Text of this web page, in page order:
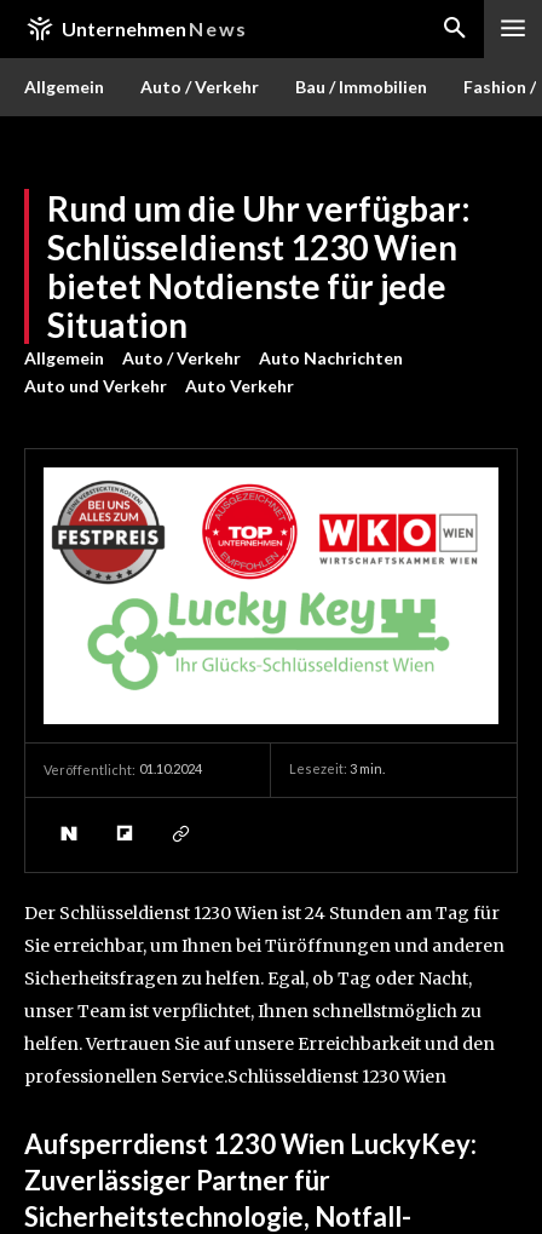
Unternehmen News
Allgemein Auto / Verkehr Bau / Immobilien Fashion /
Rund um die Uhr verfügbar:
Schlüsseldienst 1230 Wien
bietet Notdienste für jede
Situation
Allgemein Auto / Verkehr
Auto Nachrichten
Auto und Verkehr
Auto Verkehr
Veröffentlicht: 01.10.2024 Lesezeit: 3 min.
Der Schlüsseldienst 1230 Wien ist 24 Stunden am Tag für
Sie erreichbar, um Ihnen bei Türöffnungen und anderen
Sicherheitsfragen zu helfen. Egal, ob Tag oder Nacht,
unser Team ist verpflichtet, Ihnen schnellstmöglich zu
helfen. Vertrauen Sie auf unsere Erreichbarkeit und den
professionellen Service.Schlüsseldienst 1230 Wien
Aufsperrdienst 1230 Wien LuckyKey:
Zuverlässiger Partner für
Sicherheitstechnologie, Notfall-